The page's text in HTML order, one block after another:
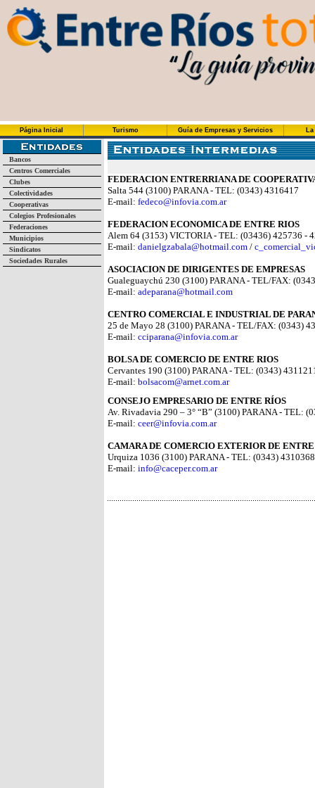
Página Inicial Turismo Guía de Empresas y Servicios
Bancos
Centros Comerciales
Clubes
Colectividades
Cooperativas
Colegios Profesionales
Federaciones
Municipios
Sindicatos
Sociedades Rurales
FEDERACION ENTRERRIANA DE
Salta 544 (3100) PARANA - TEL: (0343) 4316417
E-mail: fedeco@infovia.com.ar
FEDERACION ECONOMICA DE ENTRE RIOS
Alem 64 (3153) VICTORIA - TEL: (03436) 425736 -
E-mail: danielgzabala@hotmail.com /
ASOCIACION DE DIRIGENTES DE EMPRESAS
Gualeguaychú 230 (3100) PARANA - TEL/FAX:
E-mail: adeparana@hotmail.com
CENTRO COMERCIAL E INDUSTRIAL DE
25 de Mayo 28 (3100) PARANA - TEL/FAX: (0343)
E-mail: cciparana@infovia.com.ar
BOLSA DE COMERCIO DE ENTRE RIOS
Cervantes 190 (3100) PARANA - TEL: (0343)
E-mail: bolsacom@arnet.com.ar
CONSEJO EMPRESARIO DE ENTRE RÍOS
Av. Rivadavia 290 – 3° “B” (3100) PARANA - TEL:
E-mail: ceer@infovia.com.ar
CAMARA DE COMERCIO EXTERIOR DE
Urquiza 1036 (3100) PARANA - TEL: (0343) 4310368
E-mail: info@caceper.com.ar